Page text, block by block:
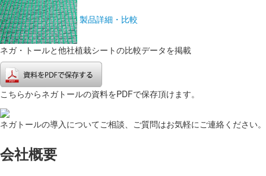
製品詳細・比較
ネガ・トールと他社植栽シートの比較データを掲載
こちらからネガトールの資料をPDFで保存頂けます。
ネガトールの導入についてご相談、ご質問はお気軽にご連絡ください。
会社概要